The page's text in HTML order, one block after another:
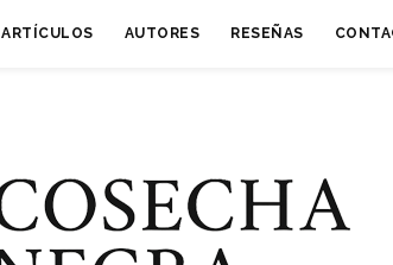
ARTÍCULOS AUTORES RESEÑAS